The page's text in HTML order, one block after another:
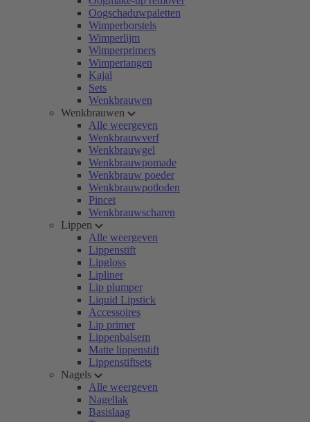
Oogschaduwpaletten
Wimperborstels
Wimperlijm
Wimperprimers
Wimpertangen
Kajal
Sets
Wenkbrauwen
Wenkbrauwen
Alle weergeven
Wenkbrauwverf
Wenkbrauwgel
Wenkbrauwpomade
Wenkbrauw poeder
Wenkbrauwpotloden
Pincet
Wenkbrauwscharen
Lippen
Alle weergeven
Lippenstift
Lipgloss
Lipliner
Lip plumper
Liquid Lipstick
Accessoires
Lip primer
Lippenbalsem
Matte lippenstift
Lippenstiftsets
Nagels
Alle weergeven
Nagellak
Basislaag